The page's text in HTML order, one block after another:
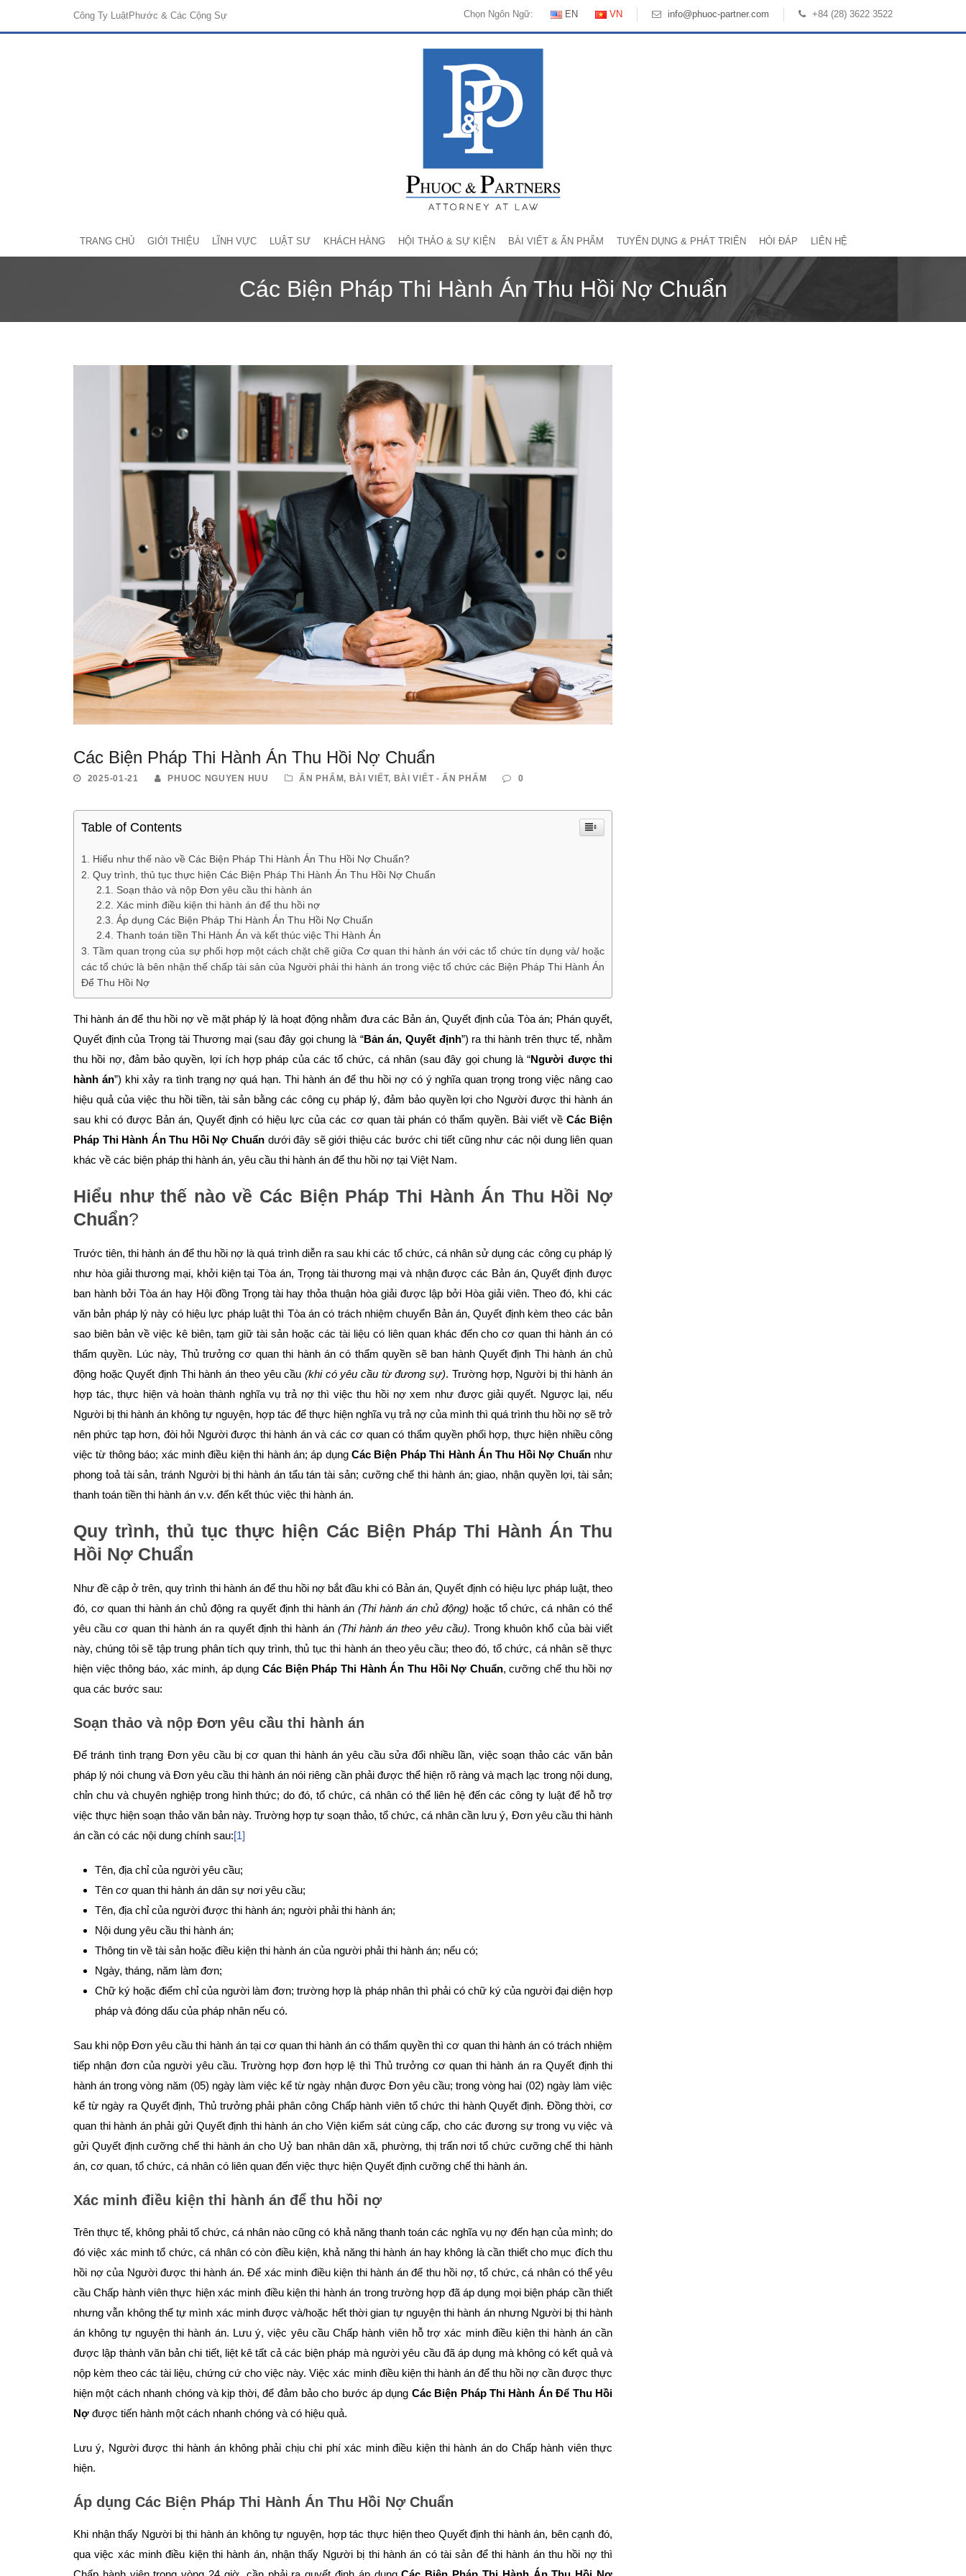
Công Ty LuậtPhước & Các Cộng Sự Chọn Ngôn Ngữ: EN VN info@phuoc-partner.com +84 (28) 3622 3522
TRANG CHỦ GIỚI THIỆU LĨNH VỰC LUẬT SƯ KHÁCH HÀNG HỘI THẢO & SỰ KIỆN BÀI VIẾT & ẤN PHẨM TUYỂN DỤNG & PHÁT TRIỂN HỎI ĐÁP LIÊN HỆ
Các Biện Pháp Thi Hành Án Thu Hồi Nợ Chuẩn
Các Biện Pháp Thi Hành Án Thu Hồi Nợ Chuẩn
2025-01-21 PHUOC NGUYEN HUU ẤN PHẨM , BÀI VIẾT, BÀI VIẾT - ẤN PHẨM 0
Table of Contents
Hiểu như thế nào về Các Biện Pháp Thi Hành Án Thu Hồi Nợ Chuẩn?
Quy trình, thủ tục thực hiện Các Biện Pháp Thi Hành Án Thu Hồi Nợ Chuẩn
Soạn thảo và nộp Đơn yêu cầu thi hành án
Xác minh điều kiện thi hành án để thu hồi nợ
Áp dụng Các Biện Pháp Thi Hành Án Thu Hồi Nợ Chuẩn
Thanh toán tiền Thi Hành Án và kết thúc việc Thi Hành Án
Tầm quan trọng của sự phối hợp một cách chặt chẽ giữa Cơ quan thi hành án với các tổ chức tín dụng và/ hoặc
các tổ chức là bên nhận thế chấp tài sản của Người phải thi hành án trong việc tổ chức các Biện Pháp Thi Hành Án
Để Thu Hồi Nợ
Thi hành án để thu hồi nợ về mặt pháp lý là hoạt động nhằm đưa các Bản án, Quyết định của Tòa án; Phán quyết,
Quyết định của Trọng tài Thương mại (sau đây gọi chung là “Bản án, Quyết định”) ra thi hành trên thực tế, nhằm
thu hồi nợ, đảm bảo quyền, lợi ích hợp pháp của các tổ chức, cá nhân (sau đây gọi chung là “Người được thi
hành án”) khi xảy ra tình trạng nợ quá hạn. Thi hành án để thu hồi nợ có ý nghĩa quan trọng trong việc nâng cao
hiệu quả của việc thu hồi tiền, tài sản bằng các công cụ pháp lý, đảm bảo quyền lợi cho Người được thi hành án
sau khi có được Bản án, Quyết định có hiệu lực của các cơ quan tài phán có thẩm quyền. Bài viết về Các Biện
Pháp Thi Hành Án Thu Hồi Nợ Chuẩndưới đây sẽ giới thiệu các bước chi tiết cũng như các nội dung liên quan
khác về các biện pháp thi hành án, yêu cầu thi hành án để thu hồi nợ tại Việt Nam.
Hiểu như thế nào về Các Biện Pháp Thi Hành Án Thu Hồi Nợ
Chuẩn?
Trước tiên, thi hành án để thu hồi nợ là quá trình diễn ra sau khi các tổ chức, cá nhân sử dụng các công cụ pháp lý
như hòa giải thương mại, khởi kiện tại Tòa án, Trọng tài thương mại và nhận được các Bản án, Quyết định được
ban hành bởi Tòa án hay Hội đồng Trọng tài hay thỏa thuận hòa giải được lập bởi Hòa giải viên. Theo đó, khi các
văn bản pháp lý này có hiệu lực pháp luật thì Tòa án có trách nhiệm chuyển Bản án, Quyết định kèm theo các bản
sao biên bản về việc kê biên, tạm giữ tài sản hoặc các tài liệu có liên quan khác đến cho cơ quan thi hành án có
thẩm quyền. Lúc này, Thủ trưởng cơ quan thi hành án có thẩm quyền sẽ ban hành Quyết định Thi hành án chủ
động hoặc Quyết định Thi hành án theo yêu cầu (khi có yêu cầu từ đương sự). Trường hợp, Người bị thi hành án
hợp tác, thực hiện và hoàn thành nghĩa vụ trả nợ thì việc thu hồi nợ xem như được giải quyết. Ngược lại, nếu
Người bị thi hành án không tự nguyện, hợp tác để thực hiện nghĩa vụ trả nợ của mình thì quá trình thu hồi nợ sẽ trở
nên phức tạp hơn, đòi hỏi Người được thi hành án và các cơ quan có thẩm quyền phối hợp, thực hiện nhiều công
việc từ thông báo; xác minh điều kiện thi hành án; áp dụngCác Biện Pháp Thi Hành Án Thu Hồi Nợ Chuẩnnhư
phong toả tài sản, tránh Người bị thi hành án tẩu tán tài sản; cưỡng chế thi hành án; giao, nhận quyền lợi, tài sản;
thanh toán tiền thi hành án v.v. đến kết thúc việc thi hành án.
Quy trình, thủ tục thực hiện Các Biện Pháp Thi Hành Án Thu
Hồi Nợ Chuẩn
Như đề cập ở trên, quy trình thi hành án để thu hồi nợ bắt đầu khi có Bản án, Quyết định có hiệu lực pháp luật, theo
đó, cơ quan thi hành án chủ động ra quyết định thi hành án(Thi hành án chủ động) hoặc tổ chức, cá nhân có thể
yêu cầu cơ quan thi hành án ra quyết định thi hành án (Thi hành án theo yêu cầu). Trong khuôn khổ của bài viết
này, chúng tôi sẽ tập trung phân tích quy trình, thủ tục thi hành án theo yêu cầu; theo đó, tổ chức, cá nhân sẽ thực
hiện việc thông báo, xác minh, áp dụngCác Biện Pháp Thi Hành Án Thu Hồi Nợ Chuẩn, cưỡng chế thu hồi nợ
qua các bước sau:
Soạn thảo và nộp Đơn yêu cầu thi hành án
Để tránh tình trạng Đơn yêu cầu bị cơ quan thi hành án yêu cầu sửa đổi nhiều lần, việc soạn thảo các văn bản
pháp lý nói chung và Đơn yêu cầu thi hành án nói riêng cần phải được thể hiện rõ ràng và mạch lạc trong nội dung,
chỉn chu và chuyên nghiệp trong hình thức; do đó, tổ chức, cá nhân có thể liên hệ đến các công ty luật để hỗ trợ
việc thực hiện soạn thảo văn bản này. Trường hợp tự soạn thảo, tổ chức, cá nhân cần lưu ý, Đơn yêu cầu thi hành
án cần có các nội dung chính sau:[1]
Tên, địa chỉ của người yêu cầu;
Tên cơ quan thi hành án dân sự nơi yêu cầu;
Tên, địa chỉ của người được thi hành án; người phải thi hành án;
Nội dung yêu cầu thi hành án;
Thông tin về tài sản hoặc điều kiện thi hành án của người phải thi hành án; nếu có;
Ngày, tháng, năm làm đơn;
Chữ ký hoặc điểm chỉ của người làm đơn; trường hợp là pháp nhân thì phải có chữ ký của người đại diện hợp
pháp và đóng dấu của pháp nhân nếu có.
Sau khi nộp Đơn yêu cầu thi hành án tại cơ quan thi hành án có thẩm quyền thì cơ quan thi hành án có trách nhiệm
tiếp nhận đơn của người yêu cầu. Trường hợp đơn hợp lệ thì Thủ trưởng cơ quan thi hành án ra Quyết định thi
hành án trong vòng năm (05) ngày làm việc kể từ ngày nhận được Đơn yêu cầu; trong vòng hai (02) ngày làm việc
kể từ ngày ra Quyết định, Thủ trưởng phải phân công Chấp hành viên tổ chức thi hành Quyết định. Đồng thời, cơ
quan thi hành án phải gửi Quyết định thi hành án cho Viện kiểm sát cùng cấp, cho các đương sự trong vụ việc và
gửi Quyết định cưỡng chế thi hành án cho Uỷ ban nhân dân xã, phường, thị trấn nơi tổ chức cưỡng chế thi hành
án, cơ quan, tổ chức, cá nhân có liên quan đến việc thực hiện Quyết định cưỡng chế thi hành án.
Xác minh điều kiện thi hành án để thu hồi nợ
Trên thực tế, không phải tổ chức, cá nhân nào cũng có khả năng thanh toán các nghĩa vụ nợ đến hạn của mình; do
đó việc xác minh tổ chức, cá nhân có còn điều kiện, khả năng thi hành án hay không là cần thiết cho mục đích thu
hồi nợ của Người được thi hành án. Để xác minh điều kiện thi hành án để thu hồi nợ, tổ chức, cá nhân có thể yêu
cầu Chấp hành viên thực hiện xác minh điều kiện thi hành án trong trường hợp đã áp dụng mọi biện pháp cần thiết
nhưng vẫn không thể tự mình xác minh được và/hoặc hết thời gian tự nguyện thi hành án nhưng Người bị thi hành
án không tự nguyện thi hành án. Lưu ý, việc yêu cầu Chấp hành viên hỗ trợ xác minh điều kiện thi hành án cần
được lập thành văn bản chi tiết, liệt kê tất cả các biện pháp mà người yêu cầu đã áp dụng mà không có kết quả và
nộp kèm theo các tài liệu, chứng cứ cho việc này. Việc xác minh điều kiện thi hành án để thu hồi nợ cần được thực
hiện một cách nhanh chóng và kịp thời, để đảm bảo cho bước áp dụng Các Biện Pháp Thi Hành Án Để Thu Hồi
Nợ được tiến hành một cách nhanh chóng và có hiệu quả.
Lưu ý, Người được thi hành án không phải chịu chi phí xác minh điều kiện thi hành án do Chấp hành viên thực
hiện.
Áp dụng Các Biện Pháp Thi Hành Án Thu Hồi Nợ Chuẩn
Khi nhận thấy Người bị thi hành án không tự nguyện, hợp tác thực hiện theo Quyết định thi hành án, bên cạnh đó,
qua việc xác minh điều kiện thi hành án, nhận thấy Người bị thi hành án có tài sản để thi hành án thu hồi nợ thì